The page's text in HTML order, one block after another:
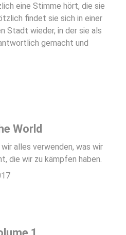
eine Stimme hört, die sie
findet sie sich in einer
Stadt wieder, in der sie als
gemacht und
World
alles verwenden, was wir
die wir zu kämpfen haben.